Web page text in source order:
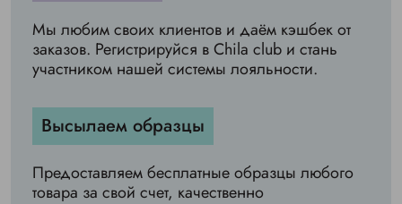
Мы любим своих клиентов и даём кэшбек от
заказов. Регистрируйся в Chila club и стань
участником нашей системы лояльности.
Высылаем образцы
Предоставляем бесплатные образцы любого
товара за свой счет, качественно